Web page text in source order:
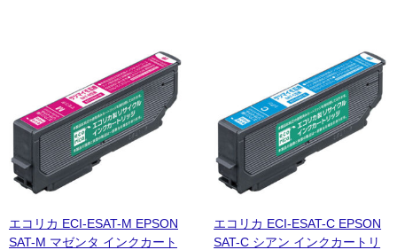
エコリカ ECI-ESAT-M EPSON
SAT-M マゼンタ インクカート
エコリカ ECI-ESAT-C EPSON
SAT-C シアン インクカートリ